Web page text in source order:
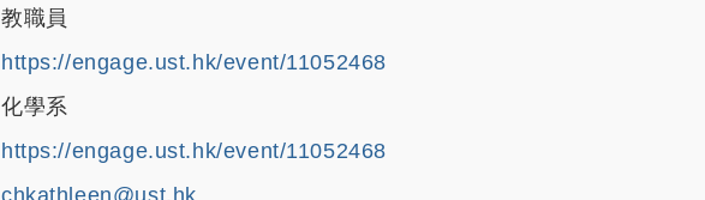
教職員
https://engage.ust.hk/event/11052468
化學系
https://engage.ust.hk/event/11052468
chkathleen@ust.hk